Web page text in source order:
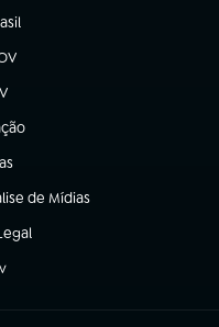
aba)
aba)
aba)
aba)
aba)
de Mídias
aba)
aba)